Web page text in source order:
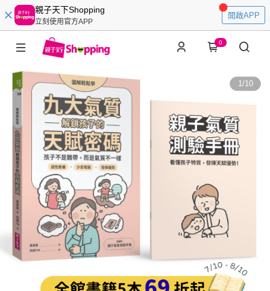
親子天下Shopping
立刻使用官方APP
開啟APP
0
1/10